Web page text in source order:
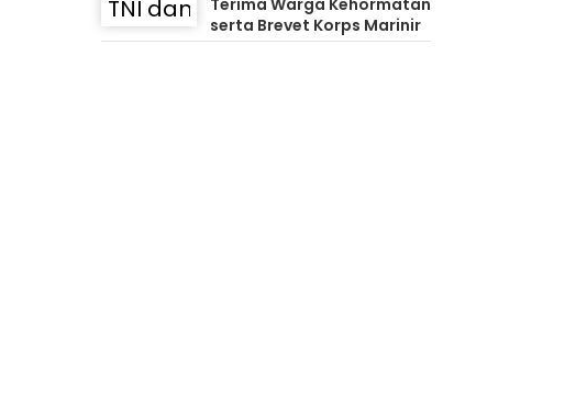
Terima Warga Kehormatan
serta Brevet Korps Marinir